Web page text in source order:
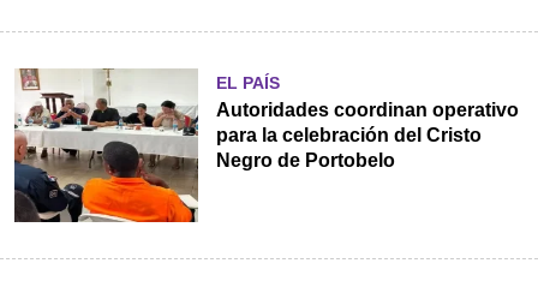
EL PAÍS
Autoridades coordinan operativo
para la celebración del Cristo
Negro de Portobelo